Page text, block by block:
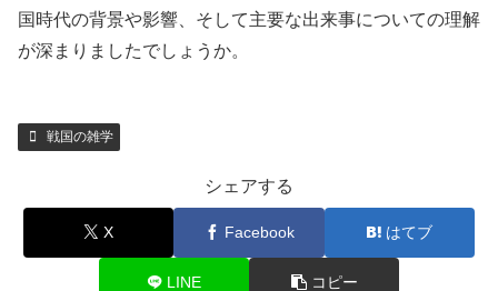
国時代の背景や影響、そして主要な出来事についての理解
が深まりましたでしょうか。
戦国の雑学
シェアする
X Facebook はてブ
LINE コピー